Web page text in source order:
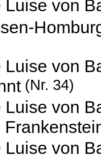
Luise von
Luise von
(Nr. 34)
Luise von
Luise von